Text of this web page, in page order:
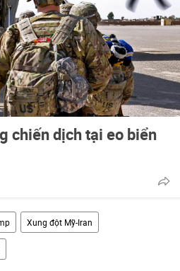
chiến dịch tại eo biển
Xung đột Mỹ-Iran